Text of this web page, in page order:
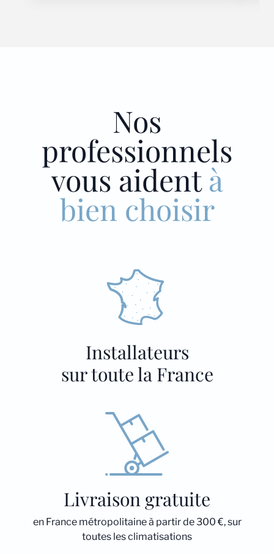
Nos
professionnels
vous aidentà
bien choisir
Installateurs
sur toute la France
Livraison gratuite
en France métropolitaine à partir de 300 €, sur
toutes les climatisations